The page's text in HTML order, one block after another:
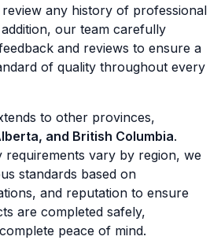
review any history of professional
our team carefully
and reviews to ensure a
of quality throughout every
to other provinces,
and British Columbia.
vary by region, we
standards based on
and reputation to ensure
are completed safely,
peace of mind.